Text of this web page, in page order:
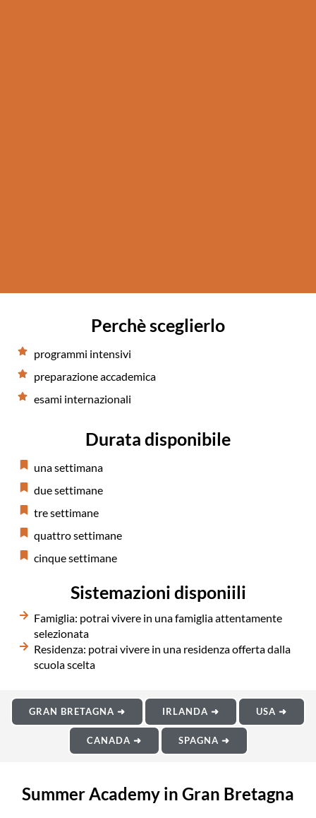
Perchè sceglierlo
programmi intensivi
preparazione accademica
esami internazionali
Durata disponibile
una settimana
due settimane
tre settimane
quattro settimane
cinque settimane
Sistemazioni disponiili
Famiglia: potrai vivere in una famiglia attentamente
selezionata
Residenza: potrai vivere in una residenza offerta dalla
scuola scelta
GRAN BRETAGNA ➜ IRLANDA ➜ USA ➜
CANADA ➜ SPAGNA ➜
Summer Academy in Gran Bretagna